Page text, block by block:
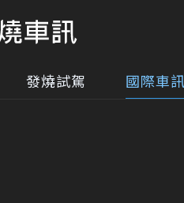
發燒試駕 國際車訊